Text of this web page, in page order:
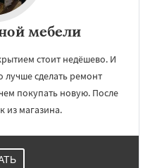
мебели
стоит недёшево. И
лучше сделать ремонт
покупать новую. После
из магазина.